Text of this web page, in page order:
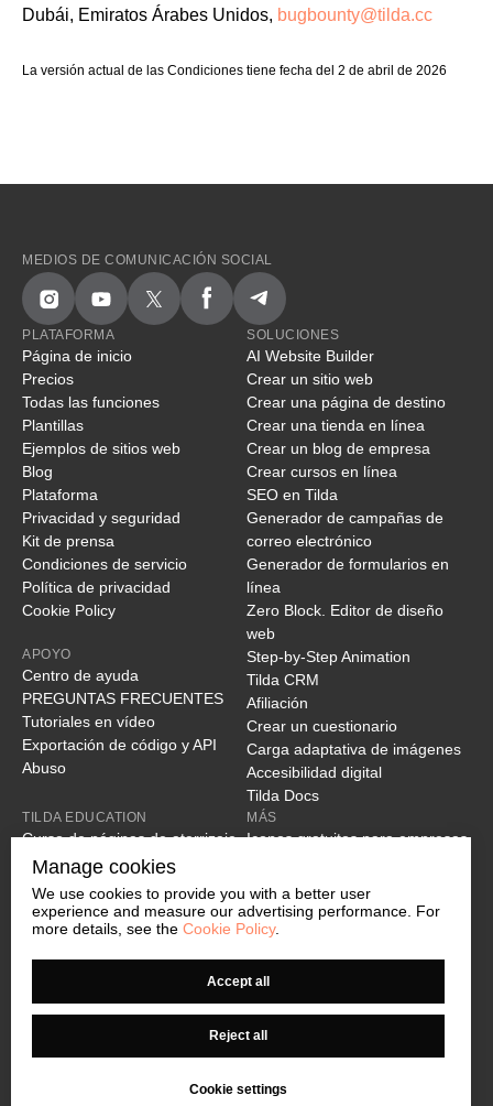
Manage cookies
We use cookies to provide you with a better user
experience and measure our advertising performance. For
more details, see the Cookie Policy.
Accept all
Reject all
Cookie settings
Dubái, Emiratos Árabes Unidos, bugbounty@tilda.cc
La versión actual de las Condiciones tiene fecha del 2 de abril de 2026
MEDIOS DE COMUNICACIÓN SOCIAL
PLATAFORMA
Página de inicio
Precios
Todas las funciones
Plantillas
Ejemplos de sitios web
Blog
Plataforma
Privacidad y seguridad
Kit de prensa
Condiciones de servicio
Política de privacidad
Cookie Policy
APOYO
Centro de ayuda
PREGUNTAS FRECUENTES
Tutoriales en vídeo
Exportación de código y API
Abuso
SOLUCIONES
AI Website Builder
Crear un sitio web
Crear una página de destino
Crear una tienda en línea
Crear un blog de empresa
Crear cursos en línea
SEO en Tilda
Generador de campañas de
correo electrónico
Generador de formularios en
línea
Zero Block. Editor de diseño
web
Step-by-Step Animation
Tilda CRM
Afiliación
Crear un cuestionario
Carga adaptativa de imágenes
Accesibilidad digital
Tilda Docs
TILDA EDUCATION
Curso de páginas de aterrizaje
Curso de marketing digital
Curso de animación web
Cómo crear un sitio web
Guía completa del Zero Block
Cómo mejorar su SEO en Tilda
MÁS
Iconos gratuitos para empresas
Biblioteca de colores
Tipo de letra Tilda Sans
Comprobador de enlaces rotos